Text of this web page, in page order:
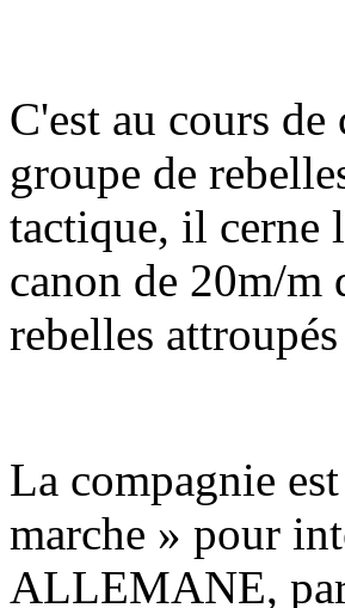
C'est au cours
groupe de
tactique, il cerne
canon de 20m/m
rebelles
La compagnie
marche » pour
ALLEMANE,